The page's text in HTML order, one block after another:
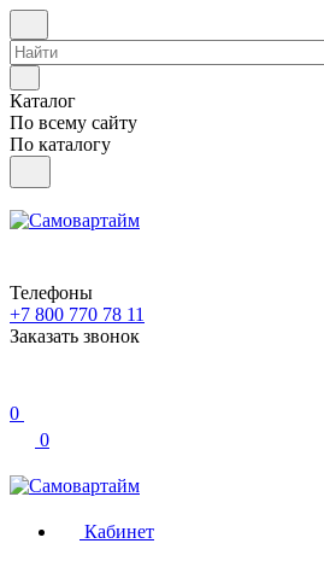
Каталог
По всему сайту
По каталогу
Телефоны
+7 800 770 78 11
Заказать звонок
0
0
Кабинет